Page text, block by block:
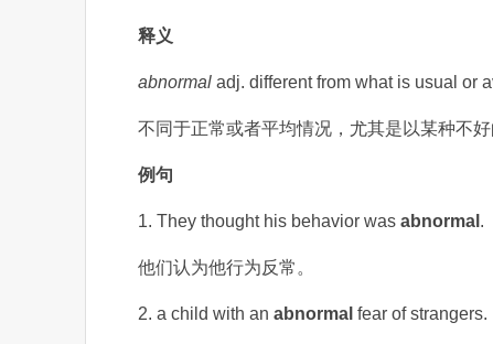
释义
abnormal adj. different from what is usual or
不同于正常或者平均情况，尤其是以某种不好
例句
1. They thought his behavior was abnormal .
他们认为他行为反常。
2. a child with an abnormal fear of strangers.